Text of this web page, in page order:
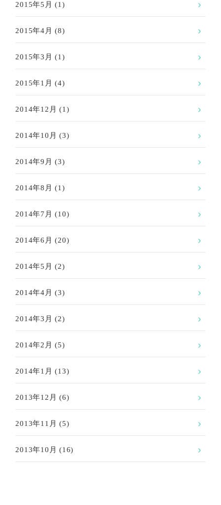
2015年5月 (1)
2015年4月 (8)
2015年3月 (1)
2015年1月 (4)
2014年12月 (1)
2014年10月 (3)
2014年9月 (3)
2014年8月 (1)
2014年7月 (10)
2014年6月 (20)
2014年5月 (2)
2014年4月 (3)
2014年3月 (2)
2014年2月 (5)
2014年1月 (13)
2013年12月 (6)
2013年11月 (5)
2013年10月 (16)